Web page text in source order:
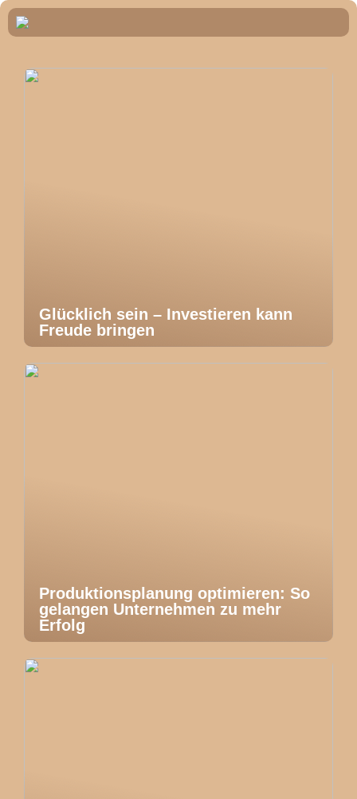
Glücklich sein – Investieren kann
Freude bringen
Produktionsplanung optimieren: So
gelangen Unternehmen zu mehr
Erfolg